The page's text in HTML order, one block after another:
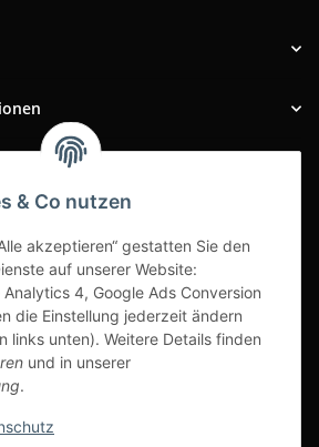
& Co nutzen
akzeptieren“ gestatten Sie den
auf unserer Website:
4, Google Ads Conversion
die Einstellung jederzeit ändern
links unten). Weitere Details finden
und in unserer
.